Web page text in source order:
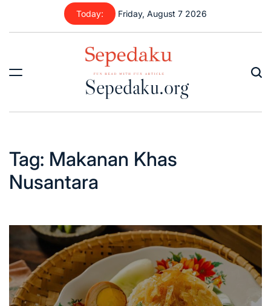
content
Today: Friday, August 7 2026
Sepedaku.org
Tag: Makanan Khas
Nusantara